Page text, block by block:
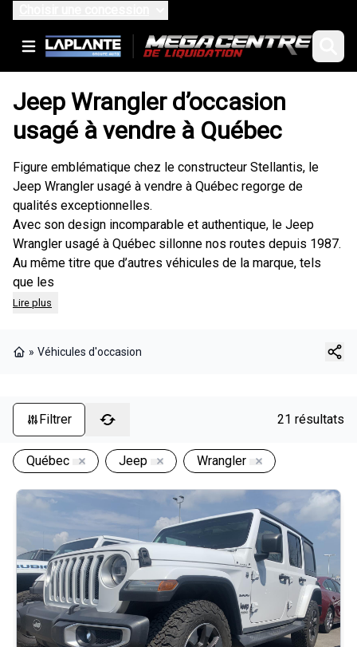
Jeep Wrangler d’occasion
usagé à vendre à Québec
Figure emblématique chez le constructeur Stellantis, le
Jeep Wrangler usagé à vendre à Québec regorge de
qualités exceptionnelles.
Avec son design incomparable et authentique, le Jeep
Wrangler usagé à Québec sillonne nos routes depuis 1987.
Au même titre que d’autres véhicules de la marque, tels
que les
Lire plus
» Véhicules d'occasion
Filtrer 21 résultats
Québec Jeep Wrangler